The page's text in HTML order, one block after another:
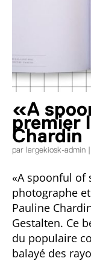
«A
premier
Chardin
par largekiosk-admin |
«A spoonful of
photographe
Pauline
Gestalten. Ce
du populaire
balayé des